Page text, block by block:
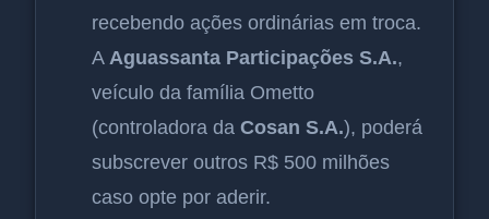
recebendo ações ordinárias em troca.
A Aguassanta Participações S.A.,
veículo da família Ometto
(controladora da Cosan S.A.), poderá
subscrever outros R$ 500 milhões
caso opte por aderir.